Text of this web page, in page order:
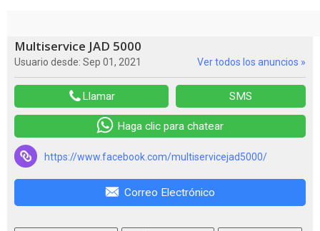
Multiservice JAD 5000
Usuario desde: Sep 01, 2021 Ver todos los anuncios »
Llamar SMS
Haga clic para chatear
https://www.facebook.com/multiservicejad5000/
Correo Electrónico